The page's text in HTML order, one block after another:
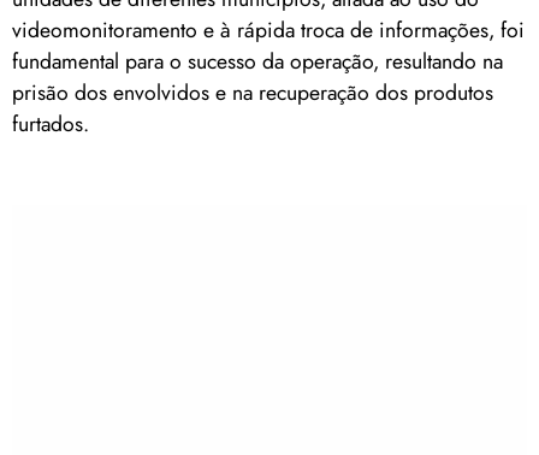
videomonitoramento e à rápida troca de informações, foi
fundamental para o sucesso da operação, resultando na
prisão dos envolvidos e na recuperação dos produtos
furtados.